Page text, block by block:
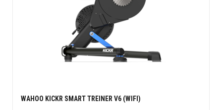
WAHOO KICKR SMART TREINER V6 (WIFI)